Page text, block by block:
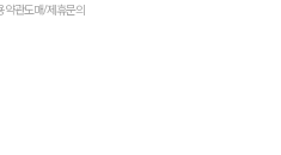
약관도매/제휴문의